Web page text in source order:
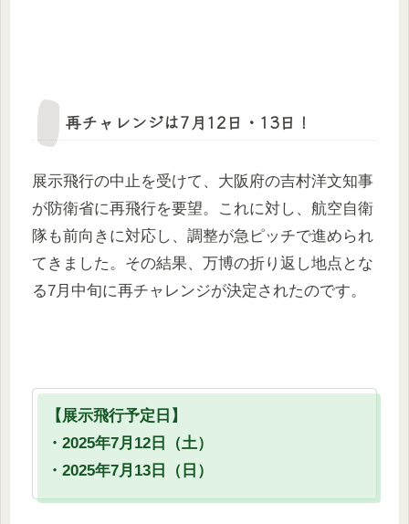
再チャレンジは7月12日・13日！
展示飛行の中止を受けて、大阪府の吉村洋文知事
が防衛省に再飛行を要望。これに対し、航空自衛
隊も前向きに対応し、調整が急ピッチで進められ
てきました。その結果、万博の折り返し地点とな
る7月中旬に再チャレンジが決定されたのです。
【展示飛行予定日】
・2025年7月12日（土）
・2025年7月13日（日）